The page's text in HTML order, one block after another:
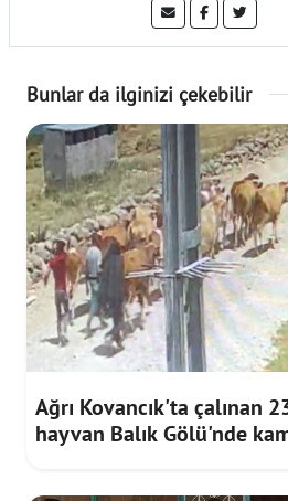
Bunlar da ilginizi çekebilir
Ağrı Kovancık'ta çalınan
hayvan Balık Gölü'nde